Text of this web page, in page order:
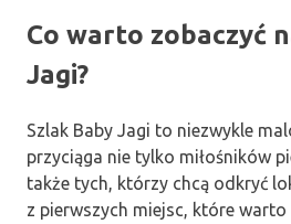
Co warto zobaczyć
Jagi?
Szlak Baby Jagi to niezwykle
przyciąga nie tylko miłośników
także tych, którzy chcą odkryć
z pierwszych miejsc, które